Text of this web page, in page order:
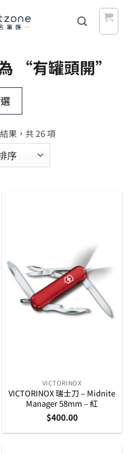
“有罐頭開”
果，共 26 項依
VICTORINOX
VICTORINOX 瑞士刀 – Midnite
Manager 58mm – 紅
$400.00